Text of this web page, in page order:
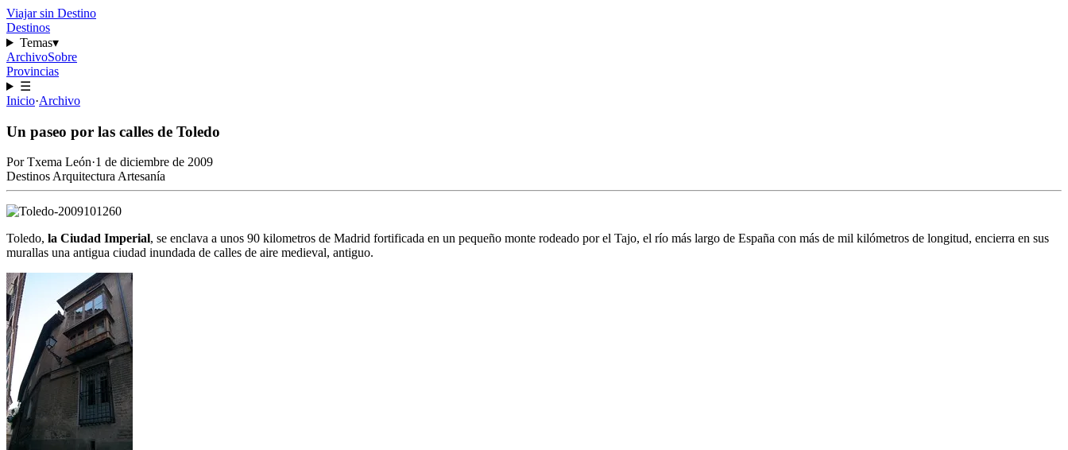
Viajar sin Destino
Destinos
Temas▾
ArchivoSobre
Provincias
☰
Inicio·Archivo
Un paseo por las calles de Toledo
PorTxema León·1 de diciembre de 2009
DestinosArquitecturaArtesanía
Toledo, la Ciudad Imperial, se enclava a unos 90 kilometros de Madrid fortificada en un pequeño monte rodeado por el Tajo, el río más largo de España con más de mil kilómetros de longitud, encierra en sus
murallas una antigua ciudad inundada de calles de aire medieval, antiguo.